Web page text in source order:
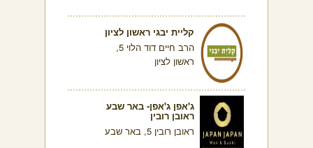
קליית יבגי ראשון לציון
הרב חיים דוד הלוי 5,
ראשון לציון
ג'אפן ג'אפן- באר שבע
ראובן רובין
ראובן רובין 5, באר שבע